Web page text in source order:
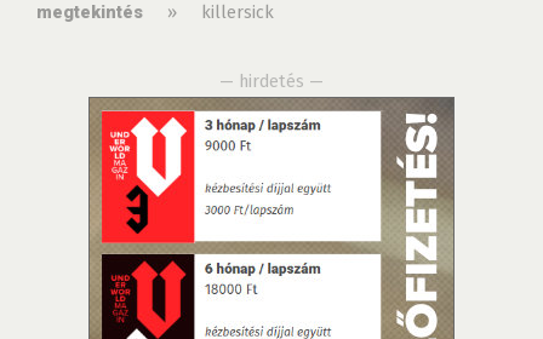
megtekintés » killersick
— hirdetés —